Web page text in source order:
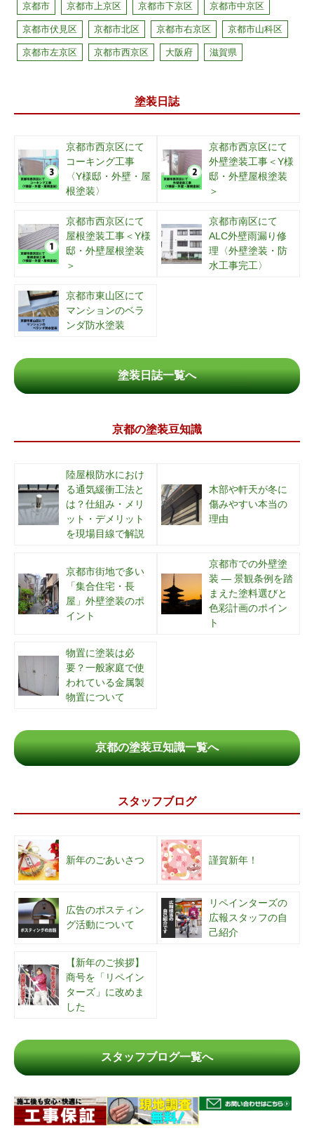
京都市 京都市上京区 京都市下京区 京都市中京区
京都市伏見区 京都市北区 京都市右京区 京都市山科区
京都市左京区 京都市西京区 大阪府 滋賀県
塗装日誌
京都市西京区にて
コーキング工事
〈Y様邸・外壁・屋
根塗装〉
京都市西京区にて
外壁塗装工事＜Y様
邸・外壁屋根塗装
＞
京都市西京区にて
屋根塗装工事＜Y様
邸・外壁屋根塗装
＞
京都市南区にて
ALC外壁雨漏り修
理〈外壁塗装・防
水工事完工〉
京都市東山区にて
マンションのベラ
ンダ防水塗装
塗装日誌一覧へ
京都の塗装豆知識
陸屋根防水におけ
る通気緩衝工法と
は？仕組み・メリ
ット・デメリット
を現場目線で解説
木部や軒天が冬に
傷みやすい本当の
理由
京都市街地で多い
「集合住宅・長
屋」外壁塗装のポ
イント
京都市での外壁塗
装 ― 景観条例を踏
まえた塗料選びと
色彩計画のポイン
ト
物置に塗装は必
要？一般家庭で使
われている金属製
物置について
京都の塗装豆知識一覧へ
スタッフブログ
新年のごあいさつ 謹賀新年！
広告のポスティン
グ活動について
リペインターズの
広報スタッフの自
己紹介
【新年のご挨拶】
商号を「リペイン
ターズ」に改めま
した
スタッフブログ一覧へ